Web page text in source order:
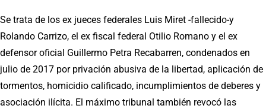
Se trata de los ex jueces federales Luis Miret -fallecido-y
Rolando Carrizo, el ex fiscal federal Otilio Romano y el ex
defensor oficial Guillermo Petra Recabarren, condenados en
julio de 2017 por privación abusiva de la libertad, aplicación de
tormentos, homicidio calificado, incumplimientos de deberes y
asociación ilícita. El máximo tribunal también revocó las